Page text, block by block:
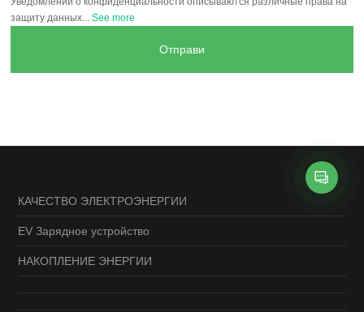
защиту данных...See more
КАЧЕСТВО ЭЛЕКТРОЭНЕРГИИ
EV Зарядное устройство
НАКОПЛЕНИЕ ЭНЕРГИИ